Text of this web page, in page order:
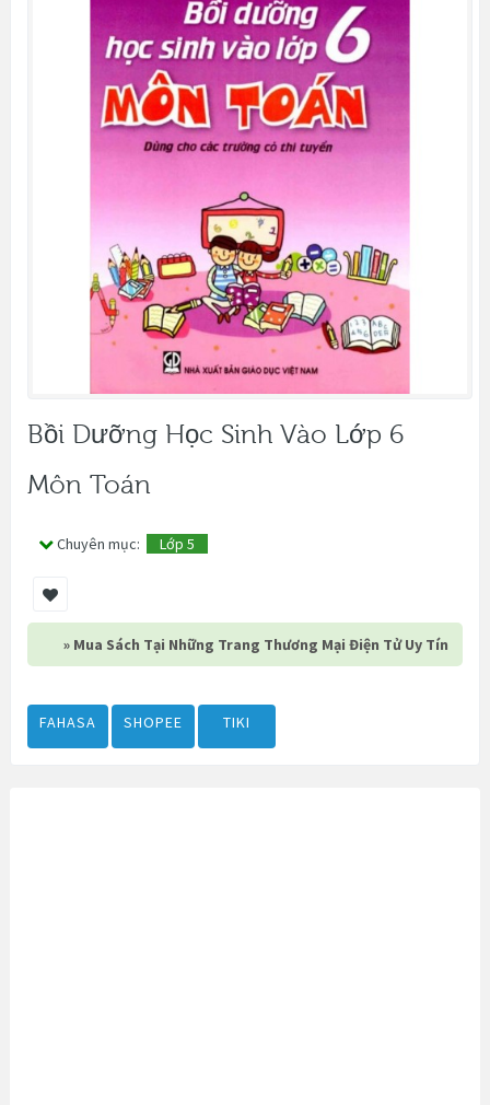
Bồi Dưỡng Học Sinh Vào Lớp 6
Môn Toán
Chuyên mục: Lớp 5
» Mua Sách Tại Những Trang Thương Mại Điện Tử Uy Tín
FAHASA SHOPEE TIKI